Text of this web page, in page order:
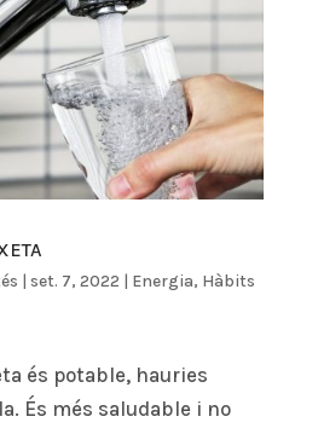
| set. 7, 2022 | Energia, Hàbits
és potable, hauries
És més saludable i no